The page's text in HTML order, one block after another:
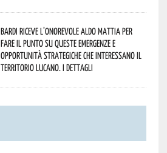
Bardi riceve l’onorevole Aldo Mattia per
fare il punto su queste emergenze e
opportunità strategiche che interessano il
territorio lucano. I dettagli